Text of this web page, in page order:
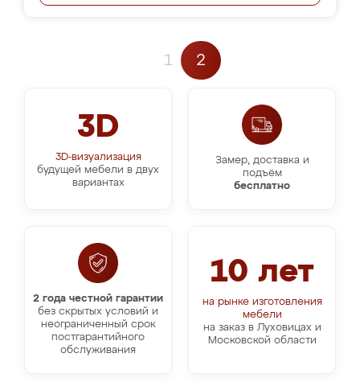
1 2
3D
3D-визуализация
будущей мебели в двух
вариантах
Замер, доставка и
подъём
бесплатно
10 лет
на рынке изготовления
мебели
на заказ в Луховицах и
Московской области
2 года честной гарантии
без скрытых условий и
неограниченный срок
постгарантийного
обслуживания